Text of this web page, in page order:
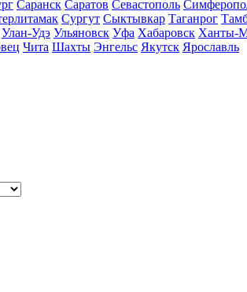
Саранск Саратов Севастополь
Сургут Сыктывкар Таганрог
Улан-Удэ Ульяновск Уфа Хабаровск Ханты-
Чита Шахты Энгельс Якутск Ярославль